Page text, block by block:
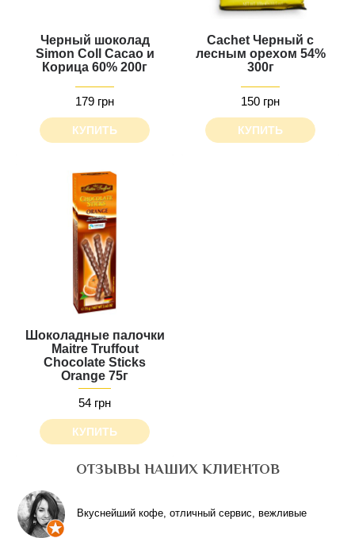
Черный шоколад
Simon Coll Cacao и
Корица 60% 200г
179 грн
КУПИТЬ
Cachet Черный с
лесным орехом 54%
300г
150 грн
КУПИТЬ
Шоколадные палочки
Maitre Truffout
Chocolate Sticks
Orange 75г
54 грн
КУПИТЬ
ОТЗЫВЫ НАШИХ КЛИЕНТОВ
Вкуснейший кофе, отличный сервис, вежливые